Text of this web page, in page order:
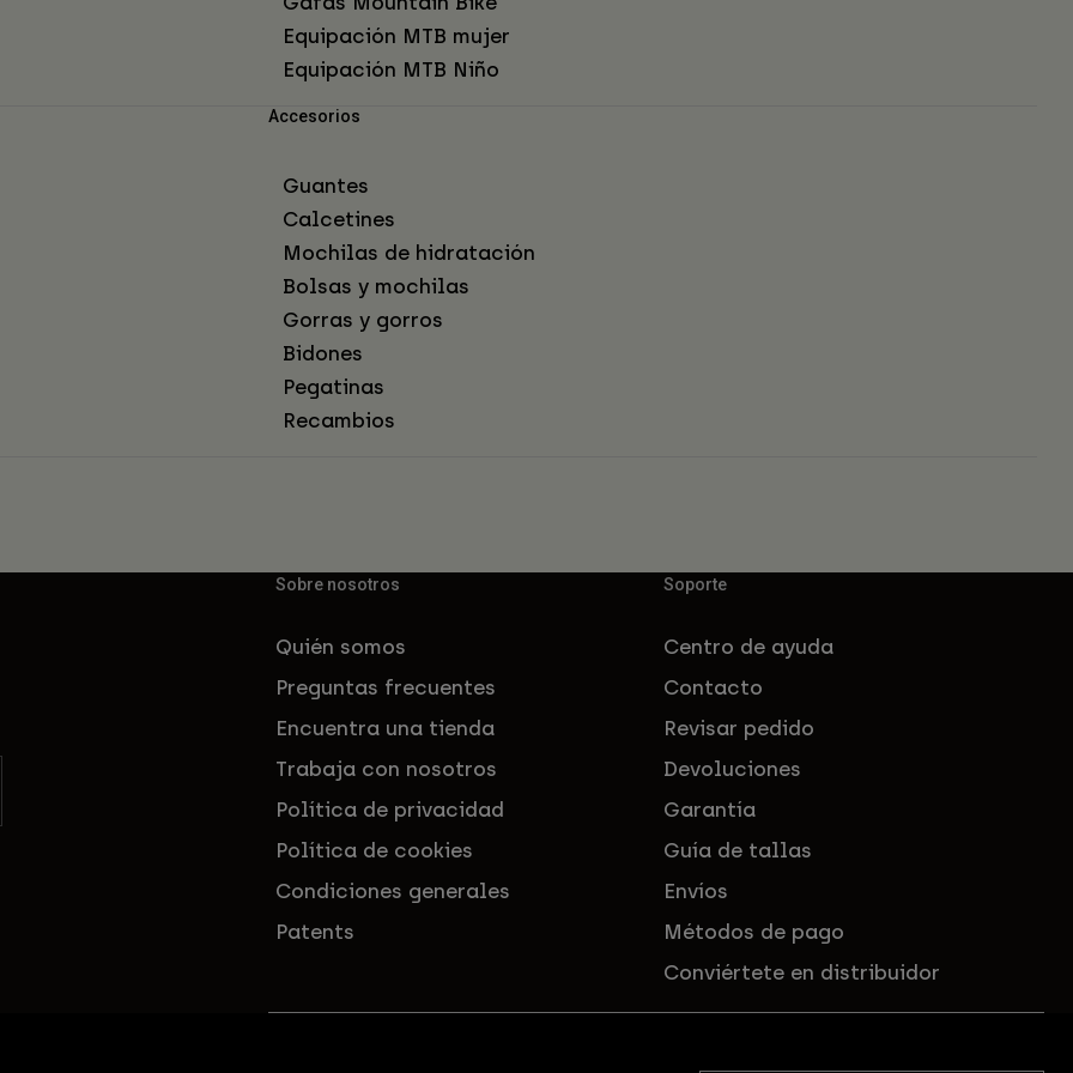
Equipación MTB mujer
Equipación MTB Niño
Accesorios
Guantes
Calcetines
Mochilas de hidratación
Bolsas y mochilas
Gorras y gorros
Bidones
Pegatinas
Recambios
Sobre nosotros
Quién somos
Preguntas frecuentes
Encuentra una tienda
Trabaja con nosotros
Política de privacidad
Política de cookies
Condiciones generales
Patents
Soporte
Centro de ayuda
Contacto
Revisar pedido
Devoluciones
Garantía
Guía de tallas
Envíos
Métodos de pago
Conviértete en distribuidor